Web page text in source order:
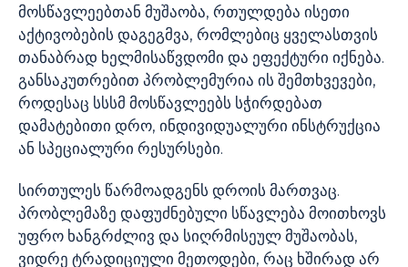
მოსწავლეებთან მუშაობა, რთულდება ისეთი
აქტივობების დაგეგმვა, რომლებიც ყველასთვის
თანაბრად ხელმისაწვდომი და ეფექტური იქნება.
განსაკუთრებით პრობლემურია ის შემთხვევები,
როდესაც სსსმ მოსწავლეებს სჭირდებათ
დამატებითი დრო, ინდივიდუალური ინსტრუქცია
ან სპეციალური რესურსები.
სირთულეს წარმოადგენს დროის მართვაც.
პრობლემაზე დაფუძნებული სწავლება მოითხოვს
უფრო ხანგრძლივ და სიღრმისეულ მუშაობას,
ვიდრე ტრადიციული მეთოდები, რაც ხშირად არ